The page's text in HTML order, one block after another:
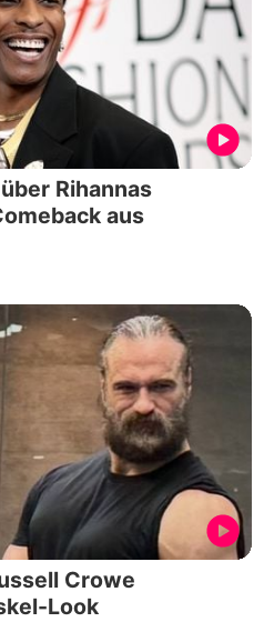
Rihannas
aus
Crowe
Look